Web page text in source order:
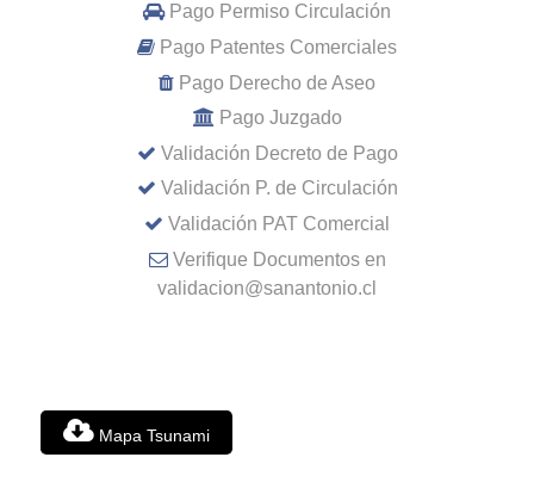
Pago Permiso Circulación
Pago Patentes Comerciales
Pago Derecho de Aseo
Pago Juzgado
Validación Decreto de Pago
Validación P. de Circulación
Validación PAT Comercial
Verifique Documentos en
validacion@sanantonio.cl
Mapa Tsunami